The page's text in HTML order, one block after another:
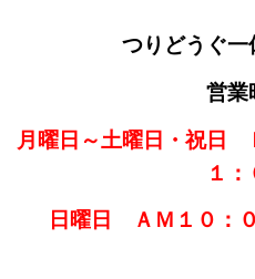
つりどうぐ
営業
月曜日～土曜日・祝日
１：
日曜日 ＡＭ１０：